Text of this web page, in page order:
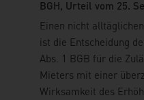
BGH, Urteil vom 25.
Einen nicht
ist die Entscheidung
Abs. 1 BGB für die
Mieters mit einer
Wirksamkeit des